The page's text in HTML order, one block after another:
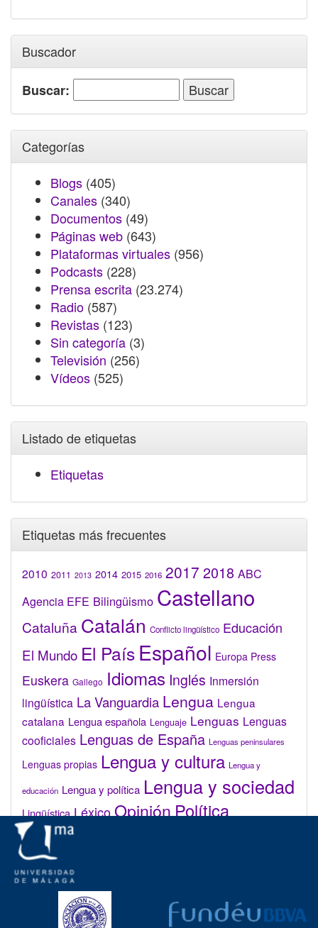
Buscador
Buscar:
Categorías
Blogs (405)
Canales (340)
Documentos (49)
Páginas web (643)
Plataformas virtuales (956)
Podcasts (228)
Prensa escrita (23.274)
Radio (587)
Revistas (123)
Sin categoría (3)
Televisión (256)
Vídeos (525)
Listado de etiquetas
Etiquetas
Etiquetas más frecuentes
2010 2011 2013 2014 2015 2016 2017 2018 ABC
Agencia EFE Bilingüismo Castellano
Cataluña Catalán Conflicto lingüístico Educación
El Mundo El País Español Europa Press
Euskera Gallego Idiomas Inglés Inmersión
lingüística La Vanguardia Lengua Lengua
catalana Lengua española Lenguaje Lenguas Lenguas
cooficiales Lenguas de España Lenguas peninsulares
Lenguas propias Lengua y cultura Lengua y
educación Lengua y política Lengua y sociedad
Lingüística LéxicoOpiniónPolítica
lingüística
Valenciano
Administrar